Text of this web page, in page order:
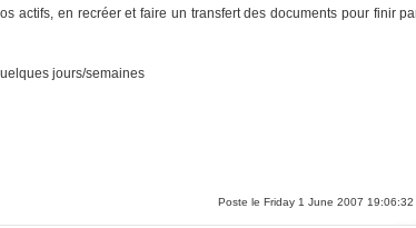
actifs, en recréer et faire un transfert des documents pour finir
jours/semaines
Poste le Friday 1 June 2007 19:06:32